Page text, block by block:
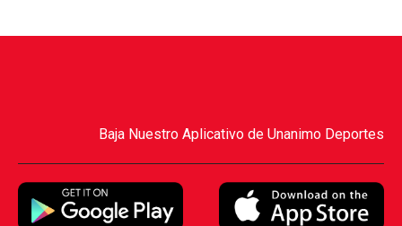
Baja Nuestro Aplicativo de Unanimo Deportes